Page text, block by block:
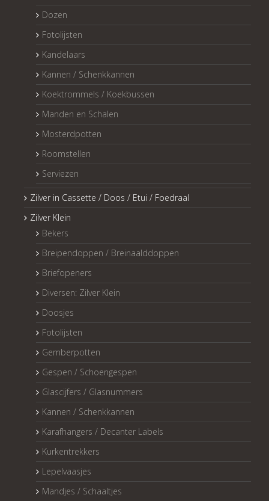
Dozen
Fotolijsten
Kandelaars
Kannen / Schenkkannen
Koektrommels / Koekbussen
Manden en Schalen
Mosterdpotten
Roomstellen
Serviezen
Zilver in Cassette / Doos / Etui / Foedraal
Zilver Klein
Bekers
Breipendoppen / Breinaalddoppen
Briefopeners
Diversen: Zilver Klein
Doosjes
Fotolijsten
Gemberpotten
Gespen / Schoengespen
Glascijfers / Glasnummers
Kannen / Schenkkannen
Karafhangers / Decanter Labels
Kurkentrekkers
Lepelvaasjes
Mandjes / Schaaltjes